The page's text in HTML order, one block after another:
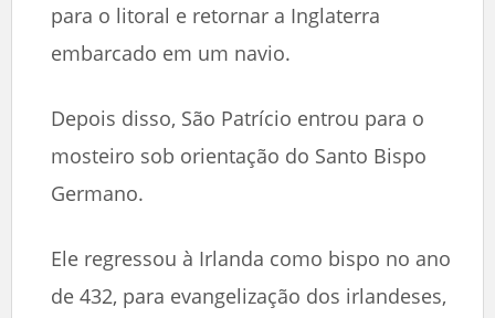
para o litoral e retornar a Inglaterra
embarcado em um navio.
Depois disso, São Patrício entrou para o
mosteiro sob orientação do Santo Bispo
Germano.
Ele regressou à Irlanda como bispo no ano
de 432, para evangelização dos irlandeses,